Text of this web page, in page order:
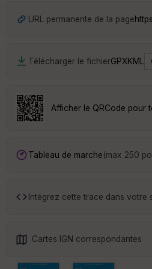
URL permanente de la page
Télécharger le fichierGPXKML
Afficher le QRCode pour
Tableau de marche(max 250
Intégrez cette trace dans votre
Cartes IGN correspondantes